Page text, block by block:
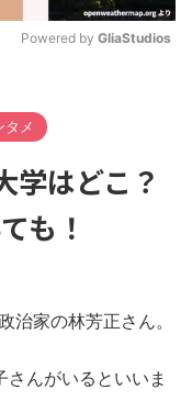
Powered by GliaStudios
タメ
学はどこ？
も！
治家の林芳正さん。
んがいるといいま